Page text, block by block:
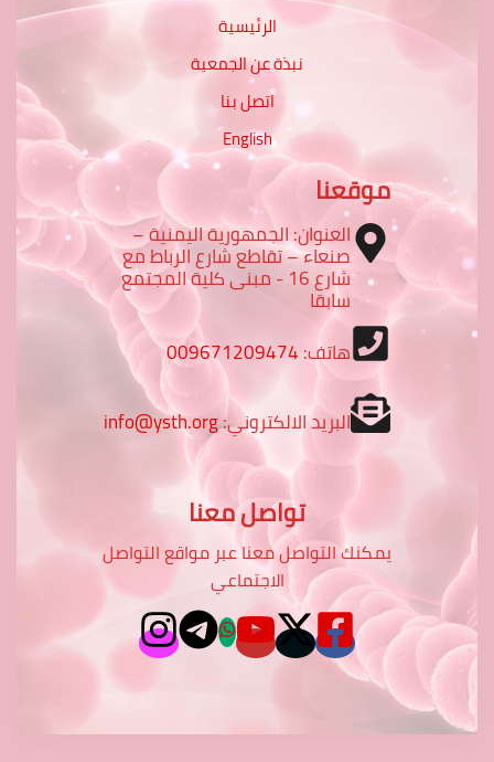
الرئيسية
نبذة عن الجمعية
اتصل بنا
English
موقعنا
العنوان: الجمهورية اليمنية –
صنعاء – تقاطع شارع الرباط مع
شارع 16 - مبنى كلية المجتمع
سابقا
هاتف:009671209474
البريد الالكتروني:info@ysth.org
تواصل معنا
يمكنك التواصل معنا عبر مواقع التواصل
الاجتماعي